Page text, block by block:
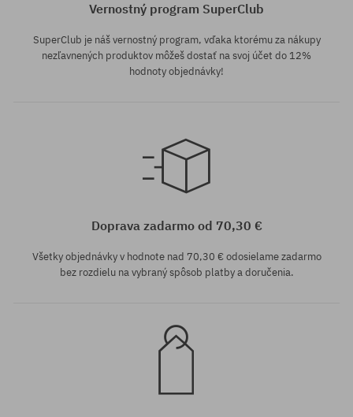
Vernostný program SuperClub
SuperClub je náš vernostný program, vďaka ktorému za nákupy
nezľavnených produktov môžeš dostať na svoj účet do 12%
hodnoty objednávky!
Doprava zadarmo od 70,30 €
Všetky objednávky v hodnote nad 70,30 € odosielame zadarmo
bez rozdielu na vybraný spôsob platby a doručenia.